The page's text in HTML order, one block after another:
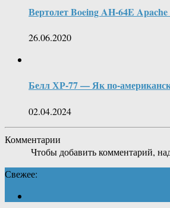
Вертолет Boeing AH-64E
26.06.2020
Белл ХР-77 — Як по-
02.04.2024
Комментарии
Чтобы добавить комментарий,
Свежее: